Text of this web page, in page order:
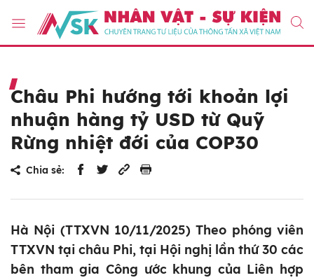
Châu Phi hướng tới khoản lợi
nhuận hàng tỷ USD từ Quỹ
Rừng nhiệt đới của COP30
Chia sẻ:
Hà Nội (TTXVN 10/11/2025) Theo phóng viên
TTXVN tại châu Phi, tại Hội nghị lần thứ 30 các
bên tham gia Công ước khung của Liên hợp